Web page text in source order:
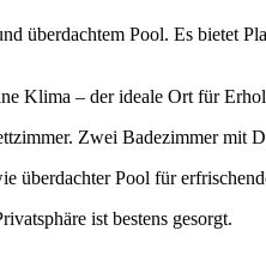
überdachtem Pool. Es bietet
Klima – der ideale Ort für
Zwei Badezimmer mit
überdachter Pool für
ist bestens gesorgt.